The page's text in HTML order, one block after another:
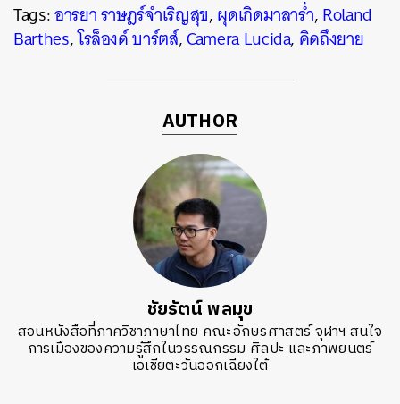
Tags:อารยา ราษฎร์จำเริญสุข,ผุดเกิดมาลาร่ำ,Roland
Barthes,โรล็องด์ บาร์ตส์,Camera Lucida, คิดถึงยาย
AUTHOR
ชัยรัตน์ พลมุข
สอนหนังสือที่ภาควิชาภาษาไทย คณะอักษรศาสตร์ จุฬาฯ สนใจ
การเมืองของความรู้สึกในวรรณกรรม ศิลปะ และภาพยนตร์
เอเชียตะวันออกเฉียงใต้